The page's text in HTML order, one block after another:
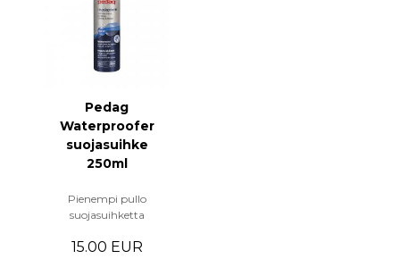
Pedag
Waterproofer
suojasuihke
250ml
Pienempi pullo
suojasuihketta
15.00 EUR